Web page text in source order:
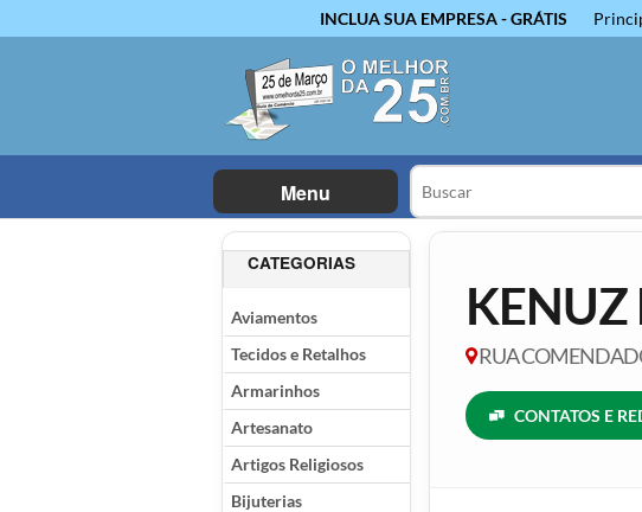
INCLUA SUA EMPRESA - GRÁTIS
Menu
CATEGORIAS
Aviamentos
Tecidos e Retalhos
Armarinhos
Artesanato
Artigos Religiosos
Bijuterias
RUA
CONTATOS E